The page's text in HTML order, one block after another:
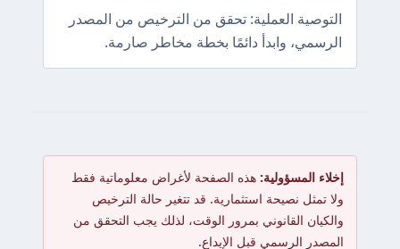
التوصية العملية: تحقق من الترخيص من المصدر
الرسمي، وابدأ دائمًا بخطة مخاطر صارمة.
إخلاء المسؤولية: هذه الصفحة لأغراض معلوماتية فقط
ولا تمثل نصيحة استثمارية. قد تتغير حالة الترخيص
والكيان القانوني بمرور الوقت، لذلك يجب التحقق من
المصدر الرسمي قبل الإيداع.